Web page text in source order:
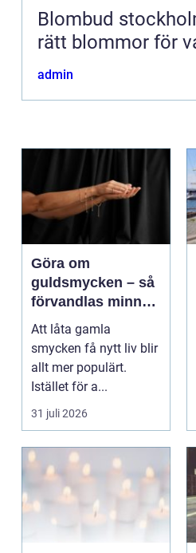
Blombud stockholm så väljer
rätt blommor för
admin
Göra om
guldsmycken – så
förvandlas minnen
till nya favoriter
Att låta gamla
smycken få nytt liv blir
allt mer populärt.
Istället för a...
31 juli 2026